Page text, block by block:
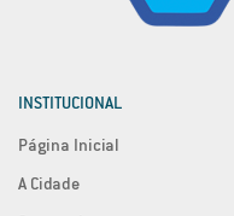
INSTITUCIONAL
Página Inicial
A Cidade